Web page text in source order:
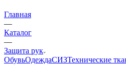
Главная
—
Каталог
—
Защита рук
ОбувьОдеждаСИЗТехнические